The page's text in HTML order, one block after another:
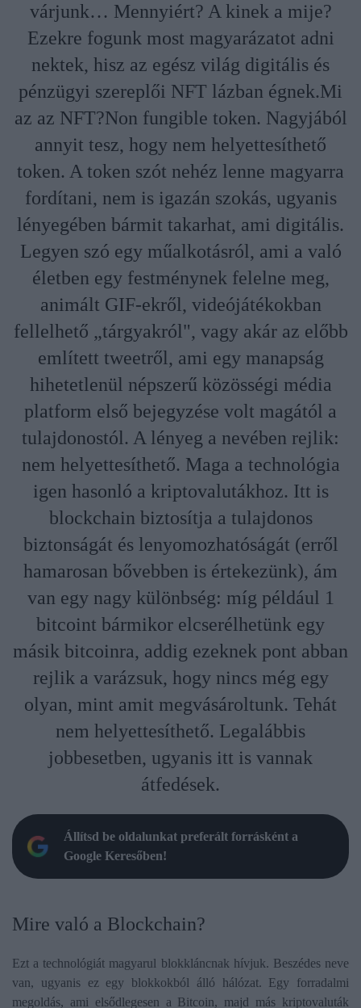
várjunk… Mennyiért? A kinek a mije?
Ezekre fogunk most magyarázatot adni
nektek, hisz az egész világ digitális és
pénzügyi szereplői NFT lázban égnek.Mi
az az NFT?Non fungible token. Nagyjából
annyit tesz, hogy nem helyettesíthető
token. A token szót nehéz lenne magyarra
fordítani, nem is igazán szokás, ugyanis
lényegében bármit takarhat, ami digitális.
Legyen szó egy műalkotásról, ami a való
életben egy festménynek felelne meg,
animált GIF-ekről, videójátékokban
fellelhető „tárgyakról", vagy akár az előbb
említett tweetről, ami egy manapság
hihetetlenül népszerű közösségi média
platform első bejegyzése volt magától a
tulajdonostól. A lényeg a nevében rejlik:
nem helyettesíthető. Maga a technológia
igen hasonló a kriptovalutákhoz. Itt is
blockchain biztosítja a tulajdonos
biztonságát és lenyomozhatóságát (erről
hamarosan bővebben is értekezünk), ám
van egy nagy különbség: míg például 1
bitcoint bármikor elcserélhetünk egy
másik bitcoinra, addig ezeknek pont abban
rejlik a varázsuk, hogy nincs még egy
olyan, mint amit megvásároltunk. Tehát
nem helyettesíthető. Legalábbis
jobbesetben, ugyanis itt is vannak
átfedések.
Állítsd be oldalunkat preferált forrásként a
Google Keresőben!
​Mire való a Blockchain?
Ezt a technológiát magyarul blokkláncnak hívjuk. Beszédes neve
van, ugyanis ez egy blokkokból álló hálózat. Egy forradalmi
megoldás, ami elsődlegesen a Bitcoin, majd más kriptovaluták